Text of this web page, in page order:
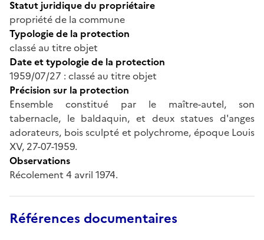
Statut juridique du propriétaire
propriété de la commune
Typologie de la protection
classé au titre objet
Date et typologie de la protection
1959/07/27 : classé au titre objet
Précision sur la protection
Ensemble constitué par le maître-autel, son
tabernacle, le baldaquin, et deux statues d'anges
adorateurs, bois sculpté et polychrome, époque Louis
XV, 27-07-1959.
Observations
Récolement 4 avril 1974.
Références documentaires